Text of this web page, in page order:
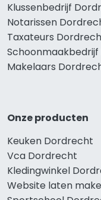
Klussenbedrijf
Notarissen
Taxateurs
Makelaars
Onze producten
Keuken Dordrecht
Vca Dordrecht
Kledingwinkel
Website laten